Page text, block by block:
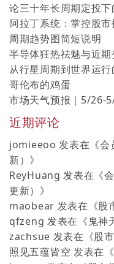
论三十年长周期定投
阿拉丁系统：掌控股
周期趋势图简短说明
半导体狂热祛魅与近
从行星周期到世界运
哥伦布的鸡蛋
市场天气预报｜5/26-
近期评论
jomieeoo 发表在《会
新） 》
ReyHuang 发表在《
更新） 》
maobear 发表在《股
qfzeng 发表在《鬼神
zachsue 发表在《股
照见五蕴皆空 发表在《